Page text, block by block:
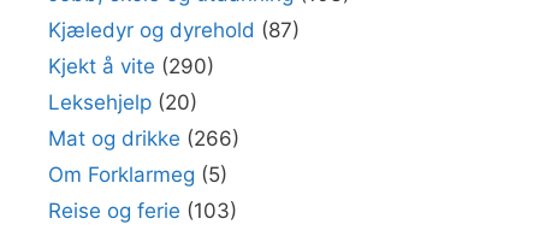
Kjæledyr og dyrehold (87)
Kjekt å vite (290)
Leksehjelp (20)
Mat og drikke (266)
Om Forklarmeg (5)
Reise og ferie (103)